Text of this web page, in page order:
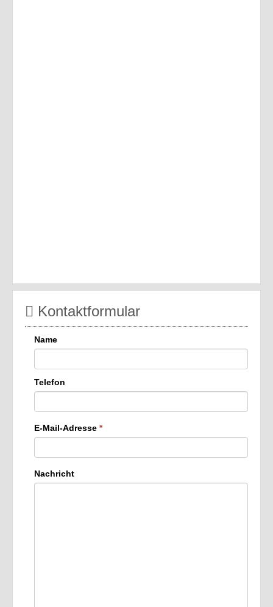
Kontaktformular
Name
Telefon
E-Mail-Adresse *
Nachricht